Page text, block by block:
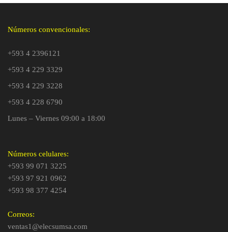
Números convencionales:
+593 4 2396121
+593 4 229 3329
+593 4 229 3228
+593 4 228 6790
Lunes – Viernes 09:00 a 18:00
Números celulares:
+593 99 071 3225
+593 97 921 0962
+593 98 377 4254
Correos:
ventas1@elecsumsa.com